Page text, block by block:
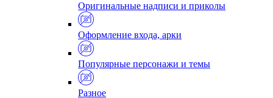
Оригинальные надписи и приколы
Оформление входа, арки
Популярные персонажи и темы
Разное